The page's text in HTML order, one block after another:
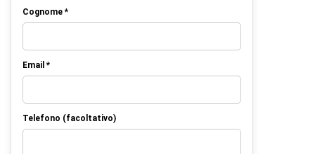
Cognome *
Email *
Telefono (facoltativo)